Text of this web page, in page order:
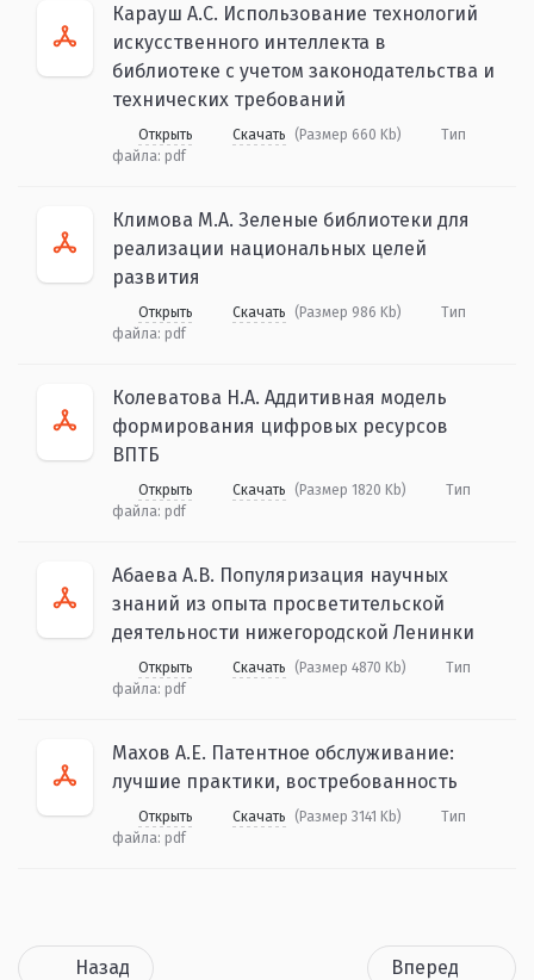
Карауш А.С. Использование технологий
искусственного интеллекта в
библиотеке с учетом законодательства и
технических требований
Открыть Скачать (Размер 660 Kb)
Тип
файла: pdf
Климова М.А. Зеленые библиотеки для
реализации национальных целей
развития
Открыть Скачать (Размер 986 Kb)
Тип
файла: pdf
Колеватова Н.А. Аддитивная модель
формирования цифровых ресурсов
ВПТБ
Открыть Скачать (Размер 1820 Kb)
Тип
файла: pdf
Абаева А.В. Популяризация научных
знаний из опыта просветительской
деятельности нижегородской Ленинки
Открыть Скачать (Размер 4870 Kb)
Тип
файла: pdf
Махов А.Е. Патентное обслуживание:
лучшие практики, востребованность
Открыть Скачать (Размер 3141 Kb)
Тип
файла: pdf
Назад Вперед